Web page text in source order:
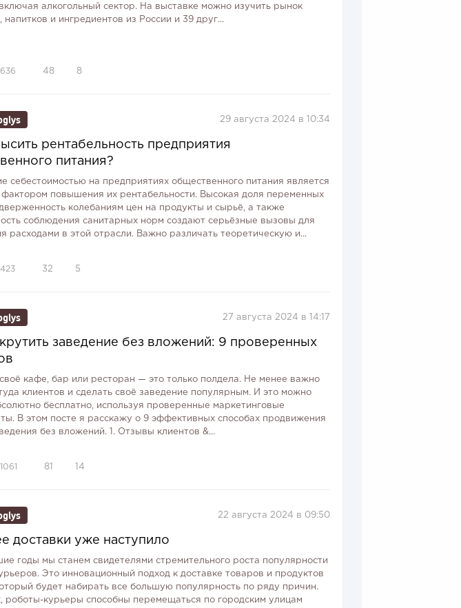
алкогольный сектор. На выставке можно изучить рынок
напитков и ингредиентов из России и 39 друг...
636 48 8
29 августа 2024 в 10:34
рентабельность предприятия
питания?
себестоимостью на предприятиях общественного питания является
повышения их рентабельности. Высокая доля переменных
колебаниям цен на продукты и сырьё, а также
соблюдения санитарных норм создают серьёзные вызовы для
расходами в этой отрасли. Важно различать теоретическую и...
423 32 5
27 августа 2024 в 14:17
заведение без вложений: 9 проверенных
кафе, бар или ресторан — это только полдела. Не менее важно
клиентов и сделать своё заведение популярным. И это можно
бесплатно, используя проверенные маркетинговые
В этом посте я расскажу о 9 эффективных способах продвижения
без вложений. 1. Отзывы клиентов &...
1061 81 14
22 августа 2024 в 09:50
доставки уже наступило
годы мы станем свидетелями стремительного роста популярности
Это инновационный подход к доставке товаров и продуктов
будет набирать все большую популярность по ряду причин.
роботы-курьеры способны перемещаться по городским улицам